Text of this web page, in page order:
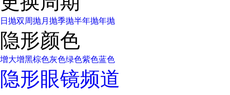
日抛双周抛月抛季抛半年抛年抛
隐形颜色
增大增黑棕色灰色绿色紫色蓝色
隐形眼镜频道